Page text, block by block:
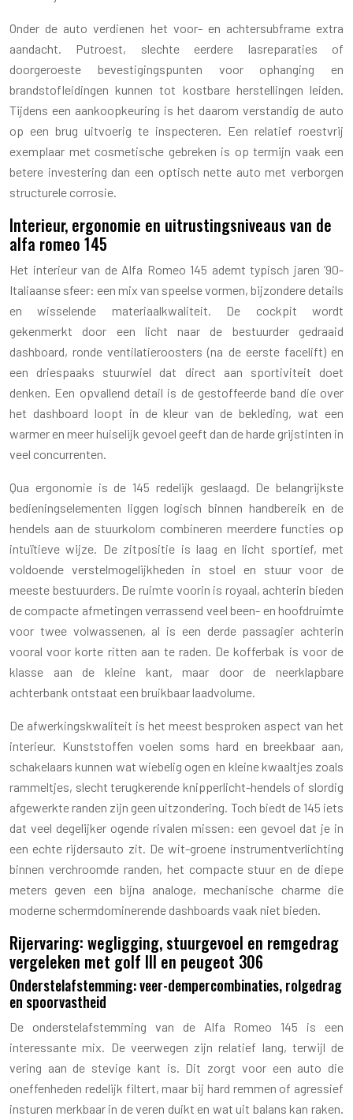
Onder de auto verdienen het voor- en achtersubframe extra
aandacht. Putroest, slechte eerdere lasreparaties of
doorgeroeste bevestigingspunten voor ophanging en
brandstofleidingen kunnen tot kostbare herstellingen leiden.
Tijdens een aankoopkeuring is het daarom verstandig de auto
op een brug uitvoerig te inspecteren. Een relatief roestvrij
exemplaar met cosmetische gebreken is op termijn vaak een
betere investering dan een optisch nette auto met verborgen
structurele corrosie.
Interieur, ergonomie en uitrustingsniveaus van de
alfa romeo 145
Het interieur van de Alfa Romeo 145 ademt typisch jaren ’90-
Italiaanse sfeer: een mix van speelse vormen, bijzondere details
en wisselende materiaalkwaliteit. De cockpit wordt
gekenmerkt door een licht naar de bestuurder gedraaid
dashboard, ronde ventilatieroosters (na de eerste facelift) en
een driespaaks stuurwiel dat direct aan sportiviteit doet
denken. Een opvallend detail is de gestoffeerde band die over
het dashboard loopt in de kleur van de bekleding, wat een
warmer en meer huiselijk gevoel geeft dan de harde grijstinten in
veel concurrenten.
Qua ergonomie is de 145 redelijk geslaagd. De belangrijkste
bedieningselementen liggen logisch binnen handbereik en de
hendels aan de stuurkolom combineren meerdere functies op
intuïtieve wijze. De zitpositie is laag en licht sportief, met
voldoende verstelmogelijkheden in stoel en stuur voor de
meeste bestuurders. De ruimte voorin is royaal, achterin bieden
de compacte afmetingen verrassend veel been- en hoofdruimte
voor twee volwassenen, al is een derde passagier achterin
vooral voor korte ritten aan te raden. De kofferbak is voor de
klasse aan de kleine kant, maar door de neerklapbare
achterbank ontstaat een bruikbaar laadvolume.
De afwerkingskwaliteit is het meest besproken aspect van het
interieur. Kunststoffen voelen soms hard en breekbaar aan,
schakelaars kunnen wat wiebelig ogen en kleine kwaaltjes zoals
rammeltjes, slecht terugkerende knipperlicht-hendels of slordig
afgewerkte randen zijn geen uitzondering. Toch biedt de 145 iets
dat veel degelijker ogende rivalen missen: een gevoel dat je in
een echte rijdersauto zit. De wit-groene instrumentverlichting
binnen verchroomde randen, het compacte stuur en de diepe
meters geven een bijna analoge, mechanische charme die
moderne schermdominerende dashboards vaak niet bieden.
Rijervaring: wegligging, stuurgevoel en remgedrag
vergeleken met golf III en peugeot 306
Onderstelafstemming: veer-dempercombinaties, rolgedrag
en spoorvastheid
De onderstelafstemming van de Alfa Romeo 145 is een
interessante mix. De veerwegen zijn relatief lang, terwijl de
vering aan de stevige kant is. Dit zorgt voor een auto die
oneffenheden redelijk filtert, maar bij hard remmen of agressief
insturen merkbaar in de veren duikt en wat uit balans kan raken.